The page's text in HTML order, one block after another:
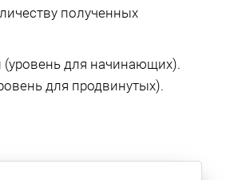
полученных
для начинающих).
для продвинутых).